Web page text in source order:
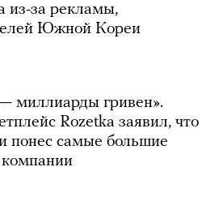
из-за рекламы,
Южной Кореи
миллиарды гривен».
Rozetka заявил, что
понес самые большие
компании